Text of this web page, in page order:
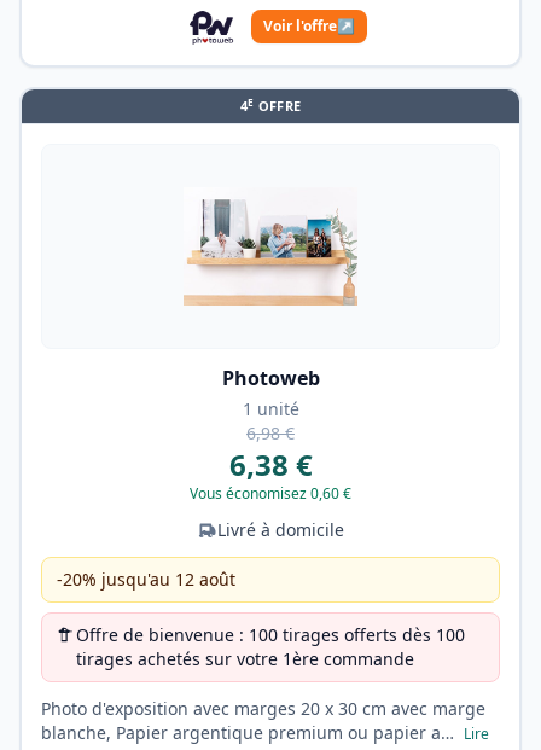
Voir l'offre↗
4E OFFRE
Photoweb
1 unité
6,98 €
6,38 €
Vous économisez 0,60 €
Livré à domicile
-20% jusqu'au 12 août
Offre de bienvenue : 100 tirages offerts dès 100
tirages achetés sur votre 1ère commande
Photo d'exposition avec marges 20 x 30 cm avec marge
blanche, Papier argentique premium ou papier a… Lire